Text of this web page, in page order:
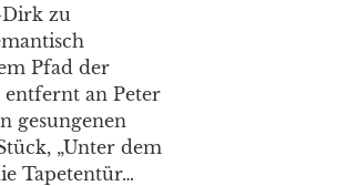
Dirk zu
Pfad der
entfernt an Peter
gesungenen
„Unter dem
Tapetentür…